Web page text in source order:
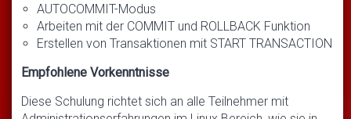
AUTOCOMMIT-Modus
Arbeiten mit der COMMIT und ROLLBACK Funktion
Erstellen von Transaktionen mit START TRANSACTION
Empfohlene Vorkenntnisse
Diese Schulung richtet sich an alle Teilnehmer mit